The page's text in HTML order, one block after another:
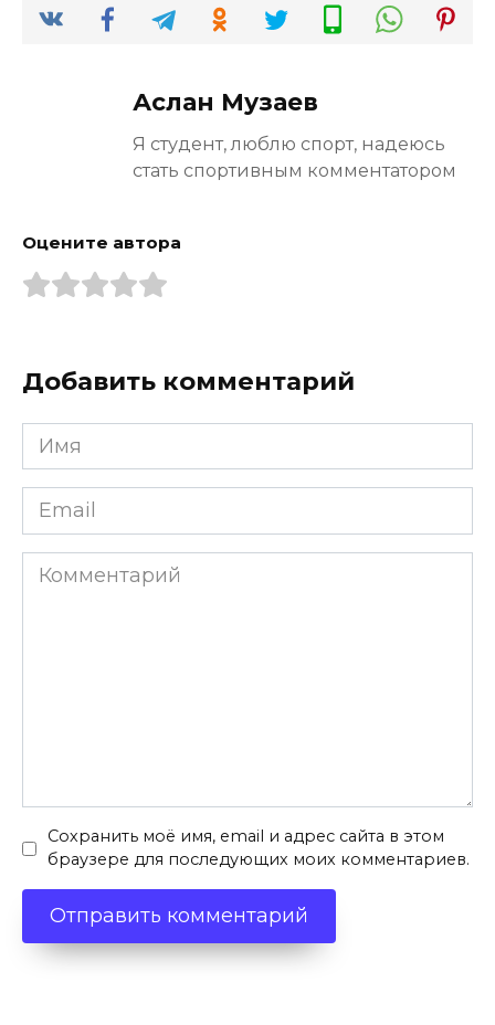
Аслан Музаев
Я студент, люблю спорт, надеюсь
стать спортивным комментатором
Оцените автора
Добавить комментарий
Имя
*
Email
*
Комментарий
Сохранить моё имя, email и адрес сайта в этом
браузере для последующих моих комментариев.